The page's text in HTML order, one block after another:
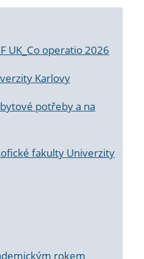
UK_Co operatio 2026
Karlovy
potřeby a na
fakulty Univerzity
rokem